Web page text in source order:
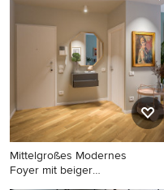
und Kalkstein in Paris
Mittelgroßes Modernes
Foyer mit beiger